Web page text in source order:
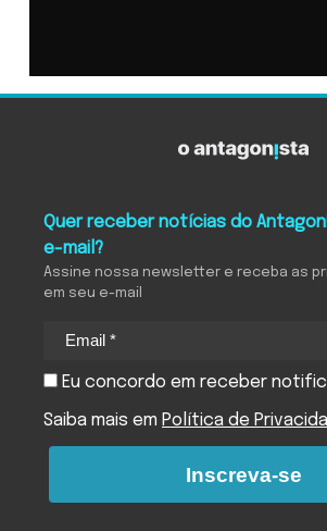
Quer receber notícias do
e-mail?
Assine nossa newsletter e receba as
em seu e-mail
Eu concordo em receber
Saiba mais em Política de
Inscreva-se